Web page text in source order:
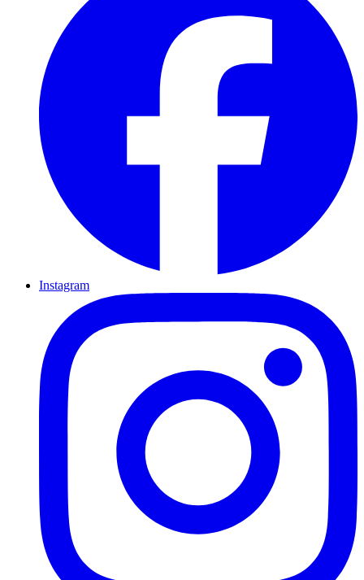
Instagram